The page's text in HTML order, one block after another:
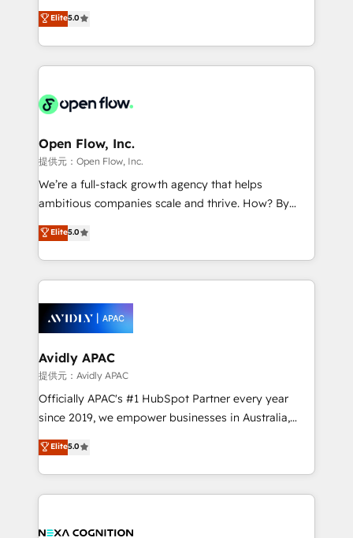
Mindedness, and Clarity. We are driven to win for the
collective good of the company and its clientele, and
things are happening.
integration products and services to mid-market
and enterprise customers. We ensure that your sales,
service and marketing department operates in the
most effective way, while at the same time
integrated buyers journey. Elixir is located in
and Amsterdam. Elixir is a first mover and leader
when it comes to HubSpot sales and service
implementations, highly renowned for our business
acumen, process (re-)design experience and a
integrate HubSpot with complex solutions like SAP,
MicroSoft, custom solutions,... Our company also has
Retail execution, CPQ, customer portals and
HubSpot CMS developments. And we're champions
Elite5.0
Open Flow, Inc.
提供元：Open Flow, Inc.
We’re a full-stack growth agency that helps
ambitious companies scale and thrive. How? By
upgrading and streamlining every single revenue-
generating aspect of your business. We’re proud
HubSpot Elite Solutions Partners and devout CRM
nerds who can harness HubSpot’s custom digital
experience. Working hand-in-hand with your team,
we’ll assemble a RevOps machine that drives more
traffic, generates better leads and crushes your
revenue goals. We've worked with thousands of
HubSpot customers and we'd love to work with you
too! Clients come to us for: Advanced CRM solutions
HubSpot Data System Migrations between systems
to HubSpot New lead generation strategies Time-
Elite5.0
Avidly APAC
提供元：Avidly APAC
Officially APAC's #1 HubSpot Partner every year
since 2019, we empower businesses in Australia,
New Zealand, and globally to realise their full
potential through enterprise HubSpot CRM
implementation. And we deliver best practice across
the whole HubSpot platform, covering marketing,
all businesses, from start-up to Enterprise, and have
Elite5.0